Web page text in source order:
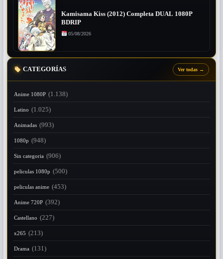
Kamisama Kiss (2012) Completa DUAL 1080P
BDRIP
05/08/2026
CATEGORÍAS Ver todas →
Anime 1080P (1.138)
Latino (1.025)
Animadas (993)
1080p (948)
Sin categoria (906)
peliculas 1080p (500)
peliculas anime (453)
Anime 720P (392)
Castellano (227)
x265 (213)
Drama (131)